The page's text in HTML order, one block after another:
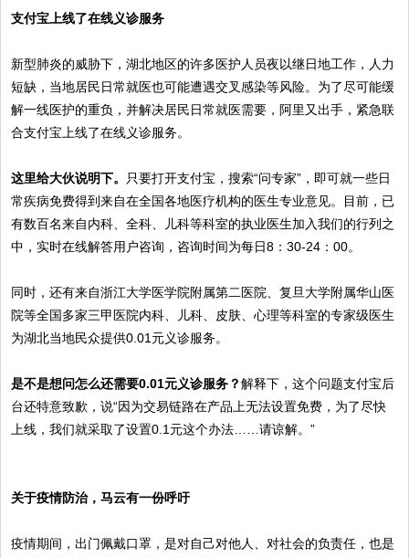
支付宝上线了在线义诊服务
新型肺炎的威胁下，湖北地区的许多医护人员夜以继日地工作，人力
短缺，当地居民日常就医也可能遭遇交叉感染等风险。为了尽可能缓
解一线医护的重负，并解决居民日常就医需要，阿里又出手，紧急联
合支付宝上线了在线义诊服务。
这里给大伙说明下。
只要打开支付宝，搜索“问专家”，即可就一些日
常疾病免费得到来自在全国各地医疗机构的医生专业意见。目前，已
有数百名来自内科、全科、儿科等科室的执业医生加入我们的行列之
中，实时在线解答用户咨询，咨询时间为每日8：30-24：00。
同时，还有来自浙江大学医学院附属第二医院、复旦大学附属华山医
院等全国多家三甲医院内科、儿科、皮肤、心理等科室的专家级医生
为湖北当地民众提供0.01元义诊服务。
是不是想问怎么还需要0.01元义诊服务？解释下，这个问题支付宝后
台还特意致歉，说“因为交易链路在产品上无法设置免费，为了尽快
上线，我们就采取了设置0.1元这个办法……请谅解。”
关于疫情防治，马云有一份呼吁
疫情期间，出门佩戴口罩，是对自己对他人、对社会的负责任，也是